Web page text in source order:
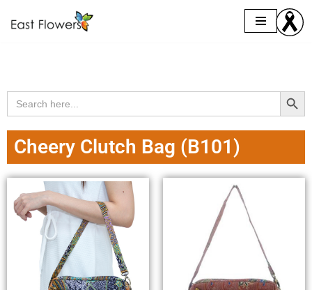
Search
for:
Search Button
Cheery Clutch Bag (B101)